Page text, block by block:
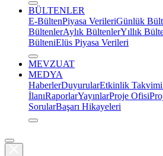
BÜLTENLER
E-BültenPiyasa VerileriGünlük
BültenlerAylık BültenlerYıllık
BülteniElüs Piyasa Verileri
MEVZUAT
MEDYA
HaberlerDuyurularEtkinlik Takvimi
İlanıRaporlarYayınlarProje Ofisi
SorularBaşarı Hikayeleri